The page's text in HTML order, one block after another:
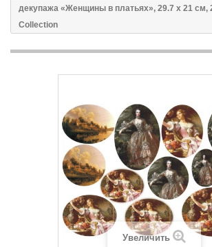
декупажа «Женщины в платьях», 29.7 x 21 см,
Collection
Увеличить